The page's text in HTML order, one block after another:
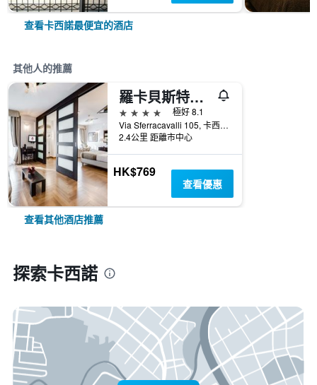
查看卡西諾最便宜的酒店
其他人的推薦
羅卡貝斯特韋斯特酒店
4星級
極好 8.1
Via Sferracavalli 105, 卡西諾, 弗羅西諾內省, 義大利
2.4公里 距離市中心
HK$769
查看優惠
查看其他酒店推薦
探索卡西諾